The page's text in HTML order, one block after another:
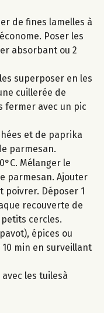
de fines lamelles à
Poser les
absorbant ou 2
superposer en les
cuillerée de
fermer avec un pic
et de paprika
parmesan.
Mélanger le
parmesan. Ajouter
poivrer. Déposer 1
recouverte de
cercles.
épices ou
min en surveillant
les tuilesà